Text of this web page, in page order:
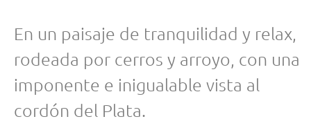
En un paisaje de tranquilidad y relax,
rodeada por cerros y arroyo, con una
imponente e inigualable vista al
cordón del Plata.